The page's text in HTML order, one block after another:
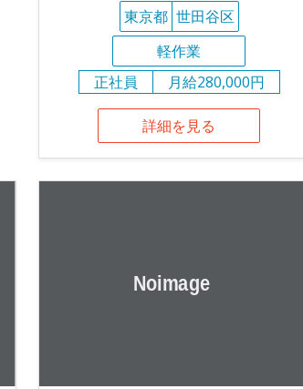
東京都 世田谷区
軽作業
正社員
月給280,000円
詳細を見る